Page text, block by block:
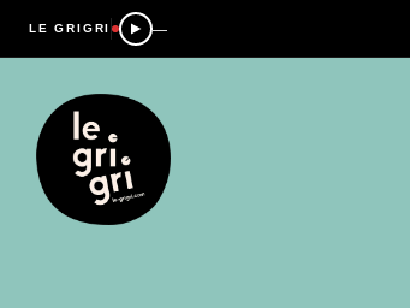
LE GRIGRI —